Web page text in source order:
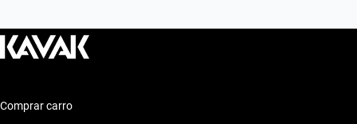
Comprar carro